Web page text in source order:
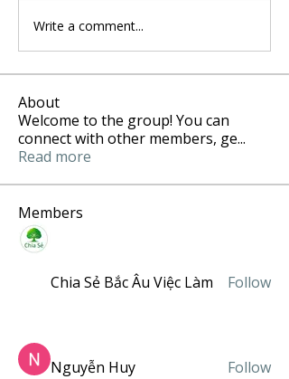
Write a comment...
About
Welcome to the group! You can
connect with other members, ge...
Read more
Members
Chia Sẻ Bắc Âu Việc Làm Follow
Nguyễn Huy Follow